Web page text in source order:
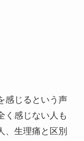
感じるという声
く感じない人も
、生理痛と区別